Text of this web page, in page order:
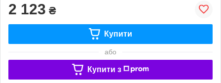
2 123 ₴
Купити
або
Купити з